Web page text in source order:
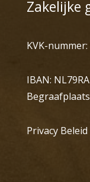
Zakelijke
KVK-
IBAN:
Privacy Beleid